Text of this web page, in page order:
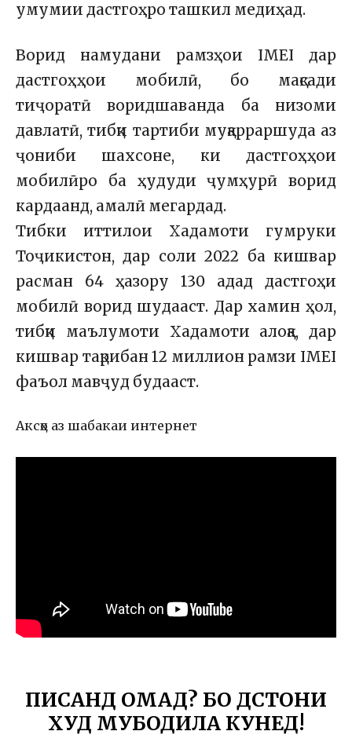
умумии дастгоҳро ташкил медиҳад.
Ворид намудани рамзҳои IMEI дар
дастгоҳҳои мобилӣ, бо мақсади
тиҷоратӣ воридшаванда ба низоми
давлатӣ, тибқи тартиби муқарраршуда аз
ҷониби шахсоне, ки дастгоҳҳои
мобилӣро ба ҳудуди ҷумҳурӣ ворид
кардаанд, амалӣ мегардад.
Тибки иттилои Хадамоти гумруки
Тоҷикистон, дар соли 2022 ба кишвар
расман 64 ҳазору 130 адад дастгоҳи
мобилӣ ворид шудааст. Дар хамин ҳол,
тибқи маълумоти Хадамоти алоқа, дар
кишвар тақрибан 12 миллион рамзи IMEI
фаъол мавҷуд будааст.
Аксҳо аз шабакаи интернет
ПИСАНД ОМАД? БО ДӮСТОНИ
ХУД МУБОДИЛА КУНЕД!